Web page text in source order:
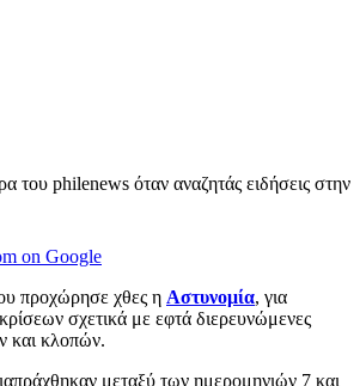
του philenews όταν αναζητάς ειδήσεις στην
on Google
προχώρησε χθες η Αστυνομία, για
σχετικά με εφτά διερευνώμενες
και κλοπών.
μεταξύ των ημερομηνιών 7 και